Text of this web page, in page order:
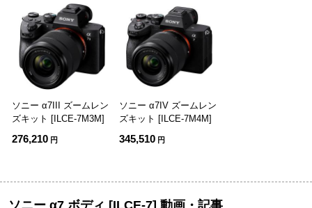
ソニー α7III ズームレン
ズキット [ILCE-7M3M]
276,210 円
ソニー α7IV ズームレン
ズキット [ILCE-7M4M]
345,510 円